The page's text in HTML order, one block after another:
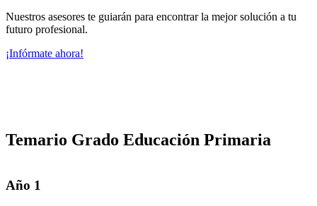
Nuestros asesores te guiarán para encontrar la mejor solución a tu
futuro profesional.
¡Infórmate ahora!
Temario Grado Educación Primaria
Año 1